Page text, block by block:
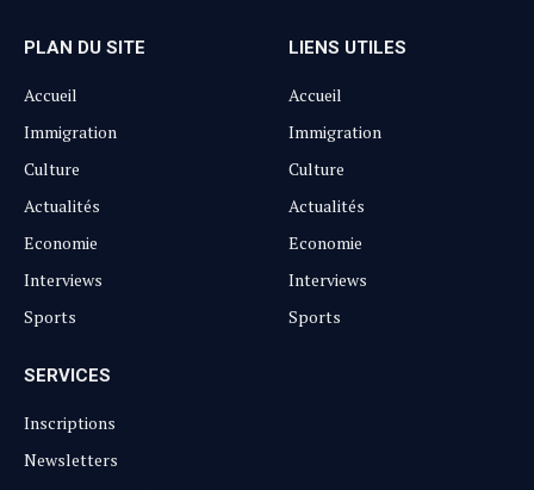
PLAN DU SITE
Accueil
Immigration
Culture
Actualités
Economie
Interviews
Sports
LIENS UTILES
Accueil
Immigration
Culture
Actualités
Economie
Interviews
Sports
SERVICES
Inscriptions
Newsletters